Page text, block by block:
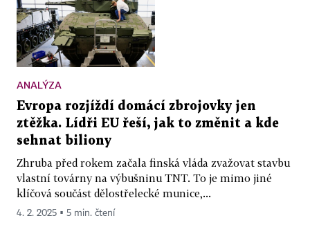
ANALÝZA
Evropa rozjíždí domácí zbrojovky jen
ztěžka. Lídři EU řeší, jak to změnit a kde
sehnat biliony
Zhruba před rokem začala finská vláda zvažovat stavbu
vlastní továrny na výbušninu TNT. To je mimo jiné
klíčová součást dělostřelecké munice,...
4. 2. 2025 ▪ 5 min. čtení